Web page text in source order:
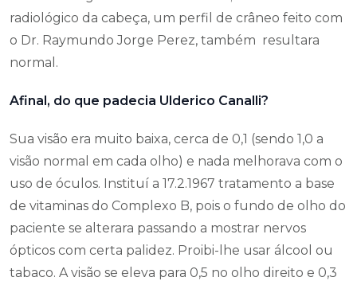
radiológico da cabeça, um perfil de crâneo feito com
o Dr. Raymundo Jorge Perez, também resultara
normal.
Afinal, do que padecia Ulderico Canalli?
Sua visão era muito baixa, cerca de 0,1 (sendo 1,0 a
visão normal em cada olho) e nada melhorava com o
uso de óculos. Instituí a 17.2.1967 tratamento a base
de vitaminas do Complexo B, pois o fundo de olho do
paciente se alterara passando a mostrar nervos
ópticos com certa palidez. Proibi-lhe usar álcool ou
tabaco. A visão se eleva para 0,5 no olho direito e 0,3